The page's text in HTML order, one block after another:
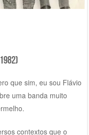
que sim, eu sou Flávio
uma banda muito
contextos que o